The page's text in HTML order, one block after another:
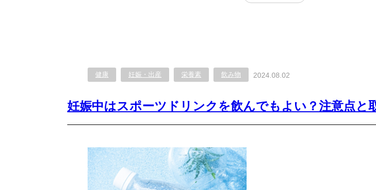
健康 妊娠・出産 栄養素 飲み物 2024.08.02
妊娠中はスポーツドリンクを飲んでもよい？注意点と